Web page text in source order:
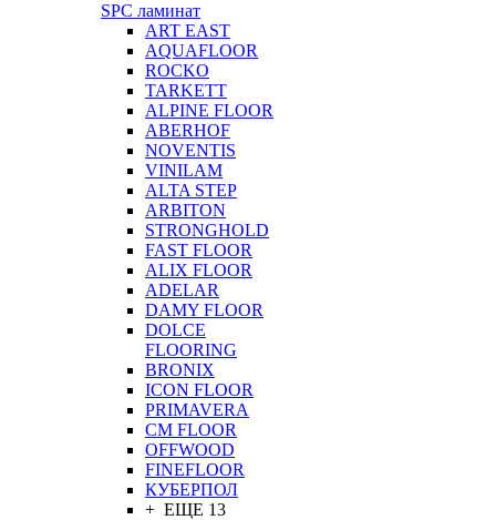
SPC ламинат
ART EAST
AQUAFLOOR
ROCKO
TARKETT
ALPINE FLOOR
ABERHOF
NOVENTIS
VINILAM
ALTA STEP
ARBITON
STRONGHOLD
FAST FLOOR
ALIX FLOOR
ADELAR
DAMY FLOOR
DOLCE
FLOORING
BRONIX
ICON FLOOR
PRIMAVERA
CM FLOOR
OFFWOOD
FINEFLOOR
КУБЕРПОЛ
+ ЕЩЕ 13